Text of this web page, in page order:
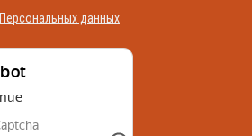
Персональных данных